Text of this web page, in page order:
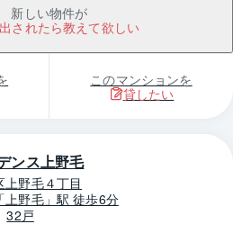
新しい物件が
されたら教えて欲しい
このマンションを
貸したい
ンス上野毛
野毛４丁目
上野毛」駅 徒歩6分
32戸